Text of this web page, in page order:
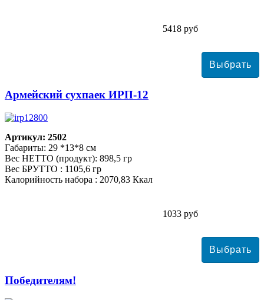
5418 руб
Армейский сухпаек ИРП-12
Артикул: 2502
Габариты: 29 *13*8 см
Вес НЕТТО (продукт): 898,5 гр
Вес БРУТТО : 1105,6 гр
Калорийность набора : 2070,83 Ккал
1033 руб
Победителям!